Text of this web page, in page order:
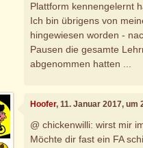
Plattform kennengelernt
Ich bin übrigens von
hingewiesen worden -
Pausen die gesamte
abgenommen hatten ...
Hoofer, 11. Januar 2017, um
@ chickenwilli: wirst mir
Möchte dir fast ein FA